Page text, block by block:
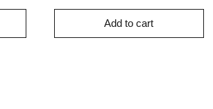
Add to cart